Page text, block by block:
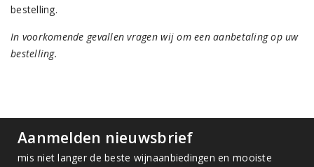
bestelling.
In voorkomende gevallen vragen wij om een aanbetaling op uw
bestelling.
Aanmelden nieuwsbrief
mis niet langer de beste wijnaanbiedingen en mooiste